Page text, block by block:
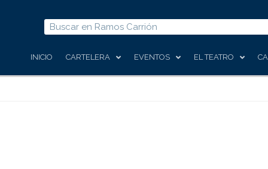
INICIO CARTELERA EVENTOS EL TEATRO